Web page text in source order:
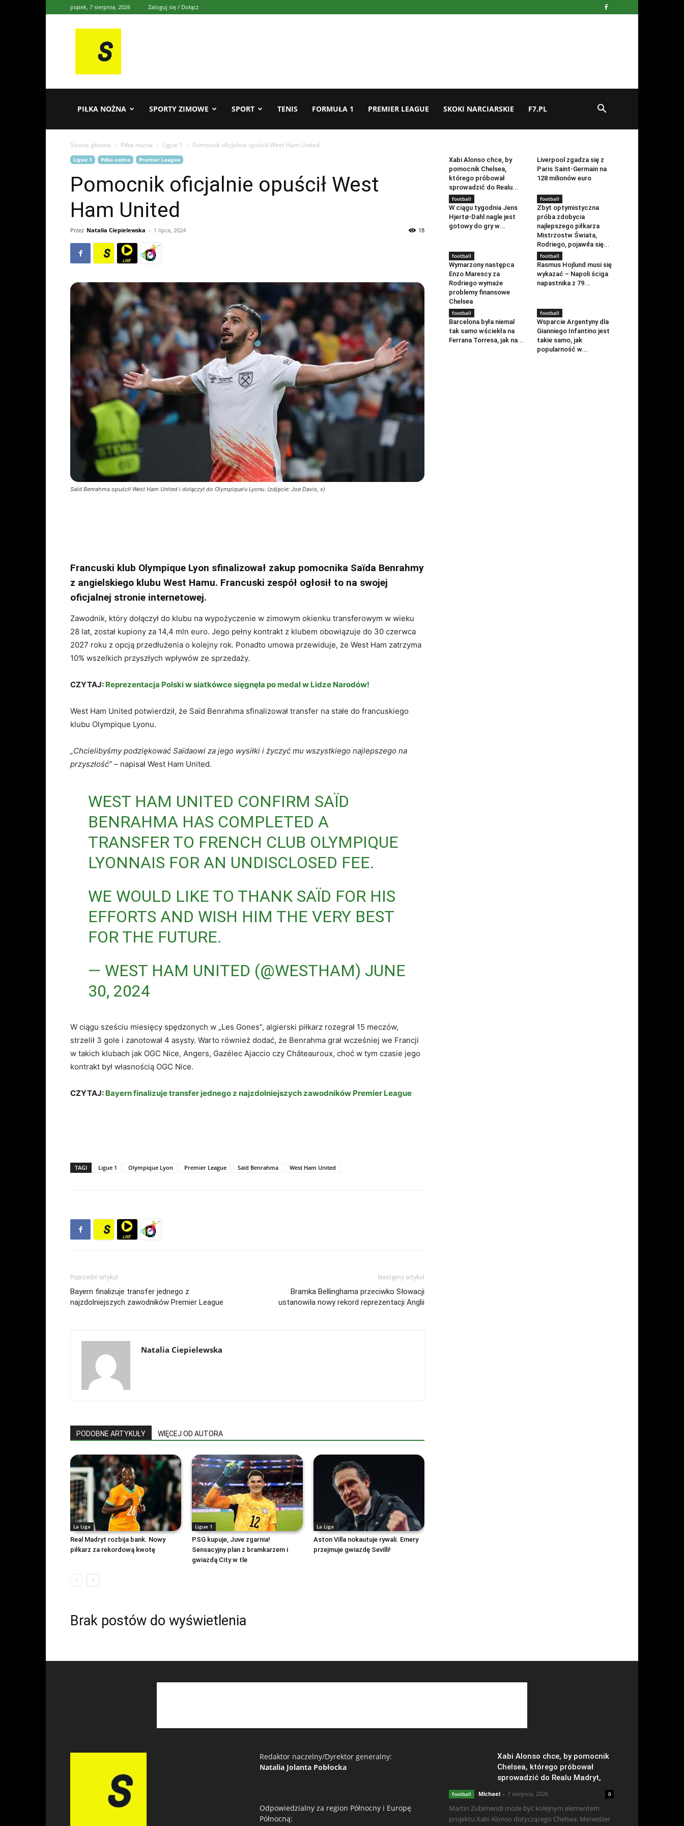
piątek, 7 sierpnia, 2026 Zaloguj się / Dołącz
PIŁKA NOŻNA SPORTY ZIMOWE SPORT TENIS FORMUŁA 1 PREMIER LEAGUE SKOKI NARCIARSKIE F7.PL
Strona główna Piłka nożna Ligue 1 Pomocnik oficjalnie opuścił West Ham United
Ligue 1 Piłka nożna Premier League
Pomocnik oficjalnie opuścił West
Ham United
Przez Natalia Ciepielewska - 1 lipca, 2024 18
Saïd Benrahma opuścił West Ham United i dołączył do Olympique'u Lyonu. (zdjęcie: Joe Davis, x)
Francuski klub Olympique Lyon sfinalizował zakup pomocnika Saïda Benrahmy
z angielskiego klubu West Hamu. Francuski zespół ogłosił to na swojej
oficjalnej stronie internetowej.
Zawodnik, który dołączył do klubu na wypożyczenie w zimowym okienku transferowym w wieku
28 lat, został kupiony za 14,4 mln euro. Jego pełny kontrakt z klubem obowiązuje do 30 czerwca
2027 roku z opcją przedłużenia o kolejny rok. Ponadto umowa przewiduje, że West Ham zatrzyma
10% wszelkich przyszłych wpływów ze sprzedaży.
CZYTAJ: Reprezentacja Polski w siatkówce sięgnęła po medal w Lidze Narodów!
West Ham United potwierdził, że Saïd Benrahma sfinalizował transfer na stałe do francuskiego
klubu Olympique Lyonu.
„Chcielibyśmy podziękować Saïdaowi za jego wysiłki i życzyć mu wszystkiego najlepszego na
przyszłość” – napisał West Ham United.
WEST HAM UNITED CONFIRM SAÏD
BENRAHMA HAS COMPLETED A
TRANSFER TO FRENCH CLUB OLYMPIQUE
LYONNAIS FOR AN UNDISCLOSED FEE.
WE WOULD LIKE TO THANK SAÏD FOR HIS
EFFORTS AND WISH HIM THE VERY BEST
FOR THE FUTURE.
— WEST HAM UNITED (@WESTHAM) JUNE
30, 2024
W ciągu sześciu miesięcy spędzonych w „Les Gones”, algierski piłkarz rozegrał 15 meczów,
strzelił 3 gole i zanotował 4 asysty. Warto również dodać, że Benrahma grał wcześniej we Francji
w takich klubach jak OGC Nice, Angers, Gazélec Ajaccio czy Châteauroux, choć w tym czasie jego
kontrakt był własnością OGC Nice.
CZYTAJ: Bayern finalizuje transfer jednego z najzdolniejszych zawodników Premier League
TAGI Ligue 1 Olympique Lyon Premier League Saïd Benrahma West Ham United
Poprzedni artykuł
Bayern finalizuje transfer jednego z
najzdolniejszych zawodników Premier League
Następny artykuł
Bramka Bellinghama przeciwko Słowacji
ustanowiła nowy rekord reprezentacji Anglii
Natalia Ciepielewska
PODOBNE ARTYKUŁY WIĘCEJ OD AUTORA
La Liga
Real Madryt rozbija bank. Nowy
piłkarz za rekordową kwotę
Ligue 1
PSG kupuje, Juve zgarnia!
Sensacyjny plan z bramkarzem i
gwiazdą City w tle
La Liga
Aston Villa nokautuje rywali. Emery
przejmuje gwiazdę Sevilli!
Brak postów do wyświetlenia
Xabi Alonso chce, by
pomocnik Chelsea,
którego próbował
sprowadzić do Realu...
Liverpool zgadza się z
Paris Saint-Germain na
128 milionów euro
football
W ciągu tygodnia Jens
Hjertø-Dahl nagle jest
gotowy do gry w...
football
Zbyt optymistyczna
próba zdobycia
najlepszego piłkarza
Mistrzostw Świata,
Rodriego, pojawiła się...
football
Wymarzony następca
Enzo Marescy za
Rodriego wymaże
problemy finansowe
Chelsea
football
Rasmus Hojlund musi się
wykazać – Napoli ściga
napastnika z 79...
football
Barcelona była niemal
tak samo wściekła na
Ferrana Torresa, jak na...
football
Wsparcie Argentyny dla
Gianniego Infantino jest
takie samo, jak
popularność w...
Redaktor naczelny/Dyrektor generalny:
Natalia Jolanta Pobłocka
Odpowiedzialny za region Północny i Europę
Północną:
Xabi Alonso chce, by pomocnik
Chelsea, którego próbował
sprowadzić do Realu Madryt,
football Michael - 7 sierpnia, 2026 0
Martin Zubimendi może być kolejnym elementem
projektu Xabi Alonso dotyczącego Chelsea. Menedżer